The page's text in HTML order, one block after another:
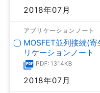
2018年07月
アプリケーションノート
MOSFET並列接続(
リケーションノート
PDF: 1314KB
2018年07月